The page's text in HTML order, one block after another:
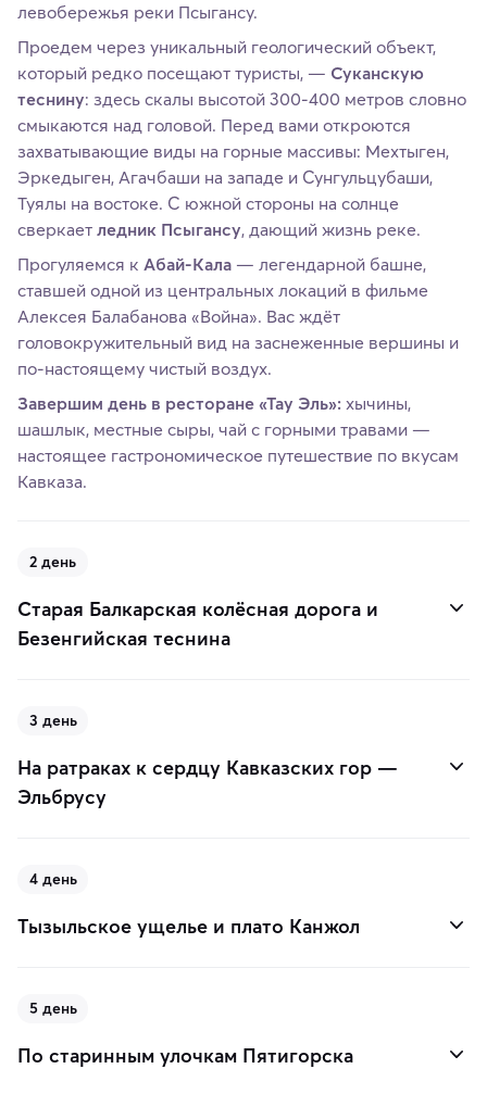
левобережья реки Псыгансу.
Проедем через уникальный геологический объект,
который редко посещают туристы, — Суканскую
теснину: здесь скалы высотой 300-400 метров словно
смыкаются над головой. Перед вами откроются
захватывающие виды на горные массивы: Мехтыген,
Эркедыген, Агачбаши на западе и Сунгульцубаши,
Туялы на востоке. С южной стороны на солнце
сверкает ледник Псыгансу, дающий жизнь реке.
Прогуляемся к Абай-Кала — легендарной башне,
ставшей одной из центральных локаций в фильме
Алексея Балабанова «Война». Вас ждёт
головокружительный вид на заснеженные вершины и
по-настоящему чистый воздух.
Завершим день в ресторане «Тау Эль»: хычины,
шашлык, местные сыры, чай с горными травами —
настоящее гастрономическое путешествие по вкусам
Кавказа.
2 день
Старая Балкарская колёсная дорога и
Безенгийская теснина
3 день
На ратраках к сердцу Кавказских гор —
Эльбрусу
4 день
Тызыльское ущелье и плато Канжол
5 день
По старинным улочкам Пятигорска